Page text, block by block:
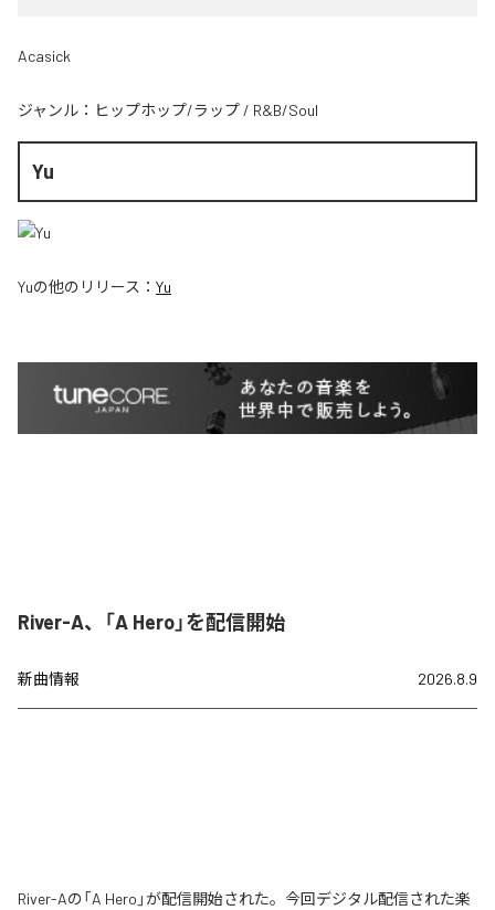
Acasick
ジャンル： ヒップホップ/ラップ / R&B/Soul
Yu
Yuの他のリリース： Yu
River-A、「A Hero」を配信開始
新曲情報 2026.8.9
River-Aの「A Hero」が配信開始された。今回デジタル配信された楽